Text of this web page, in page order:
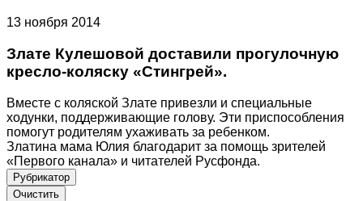
13 ноября 2014
Злате Кулешовой доставили прогулочную
кресло-коляску «Стингрей».
Вместе с коляской Злате привезли и специальные
ходунки, поддерживающие голову. Эти приспособления
помогут родителям ухаживать за ребенком.
Златина мама Юлия благодарит за помощь зрителей
«Первого канала» и читателей Русфонда.
Рубрикатор